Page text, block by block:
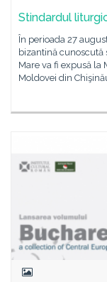
Stindardul
În perioada 27
bizantină cunoscută
Mare va fi expusă la
Moldovei din